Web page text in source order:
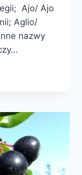
Ajo/ Ajo
Aglio/
nazwy